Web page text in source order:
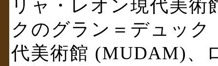
リャ・レオン現代美
クのグラン＝デュック
代美術館 (MUDAM)、